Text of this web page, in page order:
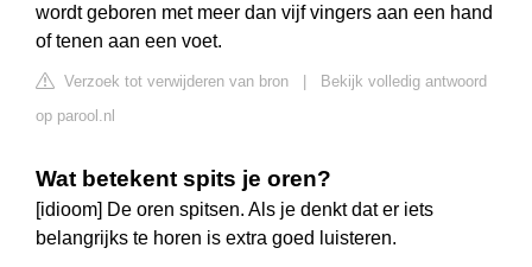
wordt geboren met meer dan vijf vingers aan een hand
of tenen aan een voet.
Verzoek tot verwijderen van bron | Bekijk volledig antwoord
op parool.nl
Wat betekent spits je oren?
[idioom] De oren spitsen. Als je denkt dat er iets
belangrijks te horen is extra goed luisteren.